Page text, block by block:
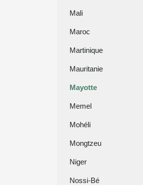
Mali
Maroc
Martinique
Mauritanie
Mayotte
Memel
Mohéli
Mongtzeu
Niger
Nossi-Bé